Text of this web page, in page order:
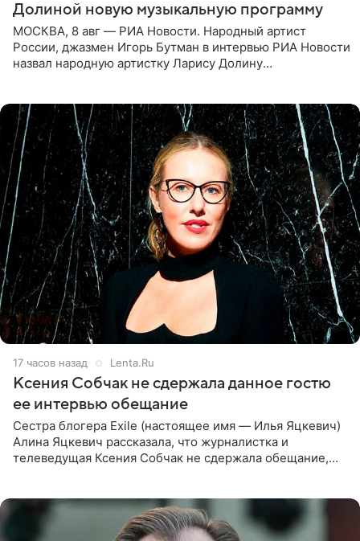
Долиной новую музыкальную программу
МОСКВА, 8 авг — РИА Новости. Народный артист
России, джазмен Игорь Бутман в интервью РИА Новости
назвал народную артистку Ларису Долину
17 часов назад Lenta.Ru
Ксения Собчак не сдержала данное гостю
ее интервью обещание
Сестра блогера Exile (настоящее имя — Илья Яцкевич)
Алина Яцкевич рассказала, что журналистка и
телеведущая Ксения Собчак не сдержала обещание,